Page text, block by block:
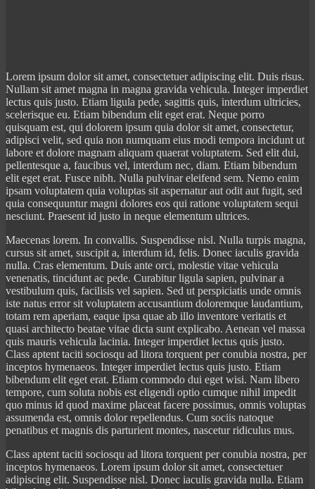
Lorem ipsum dolor sit amet, consectetuer adipiscing elit. Duis risus.
Nullam sit amet magna in magna gravida vehicula. Integer imperdiet
lectus quis justo. Etiam ligula pede, sagittis quis, interdum ultricies,
scelerisque eu. Etiam bibendum elit eget erat. Neque porro
quisquam est, qui dolorem ipsum quia dolor sit amet, consectetur,
adipisci velit, sed quia non numquam eius modi tempora incidunt ut
labore et dolore magnam aliquam quaerat voluptatem. Sed elit dui,
pellentesque a, faucibus vel, interdum nec, diam. Etiam bibendum
elit eget erat. Fusce nibh. Nulla pulvinar eleifend sem. Nemo enim
ipsam voluptatem quia voluptas sit aspernatur aut odit aut fugit, sed
quia consequuntur magni dolores eos qui ratione voluptatem sequi
nesciunt. Praesent id justo in neque elementum ultrices.
Maecenas lorem. In convallis. Suspendisse nisl. Nulla turpis magna,
cursus sit amet, suscipit a, interdum id, felis. Donec iaculis gravida
nulla. Cras elementum. Duis ante orci, molestie vitae vehicula
venenatis, tincidunt ac pede. Curabitur ligula sapien, pulvinar a
vestibulum quis, facilisis vel sapien. Sed ut perspiciatis unde omnis
iste natus error sit voluptatem accusantium doloremque laudantium,
totam rem aperiam, eaque ipsa quae ab illo inventore veritatis et
quasi architecto beatae vitae dicta sunt explicabo. Aenean vel massa
quis mauris vehicula lacinia. Integer imperdiet lectus quis justo.
Class aptent taciti sociosqu ad litora torquent per conubia nostra, per
inceptos hymenaeos. Integer imperdiet lectus quis justo. Etiam
bibendum elit eget erat. Etiam commodo dui eget wisi. Nam libero
tempore, cum soluta nobis est eligendi optio cumque nihil impedit
quo minus id quod maxime placeat facere possimus, omnis voluptas
assumenda est, omnis dolor repellendus. Cum sociis natoque
penatibus et magnis dis parturient montes, nascetur ridiculus mus.
Class aptent taciti sociosqu ad litora torquent per conubia nostra, per
inceptos hymenaeos. Lorem ipsum dolor sit amet, consectetuer
adipiscing elit. Suspendisse nisl. Donec iaculis gravida nulla. Etiam